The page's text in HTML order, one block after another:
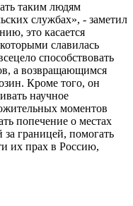
таким людям
службах», - заметил
это касается
славилась
способствовать
а возвращающимся
Кроме того, он
научное
моментов
попечение о местах
за границей, помогать
их прах в Россию,